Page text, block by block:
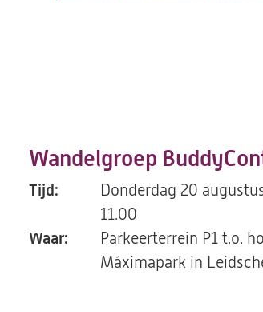
Wandelgroep
Tijd:
Donderdag 20
11.00
Waar:
Parkeerterrein P1 t.o.
Máximapark in